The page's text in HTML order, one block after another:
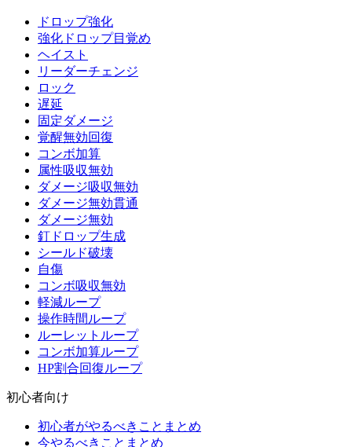
ドロップ強化
強化ドロップ目覚め
ヘイスト
リーダーチェンジ
ロック
遅延
固定ダメージ
覚醒無効回復
コンボ加算
属性吸収無効
ダメージ吸収無効
ダメージ無効貫通
ダメージ無効
釘ドロップ生成
シールド破壊
自傷
コンボ吸収無効
軽減ループ
操作時間ループ
ルーレットループ
コンボ加算ループ
HP割合回復ループ
初心者向け
初心者がやるべきことまとめ
今やるべきことまとめ